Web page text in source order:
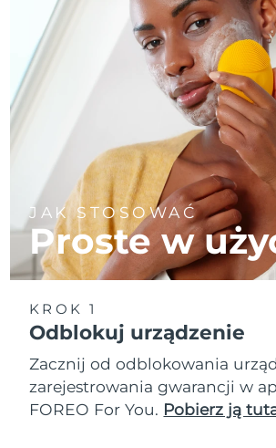
JAK STOSOWAĆ
Proste w
KROK 1
Odblokuj urządzenie
Zacznij od odblokowania
zarejestrowania gwarancji w
FOREO For You. Pobierz ją